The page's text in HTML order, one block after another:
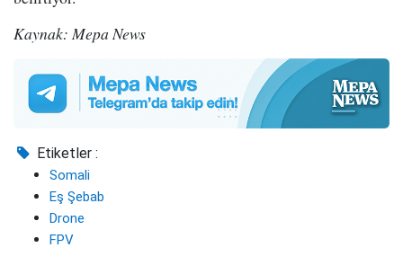
Kaynak: Mepa News
Etiketler :
Somali
Eş Şebab
Drone
FPV